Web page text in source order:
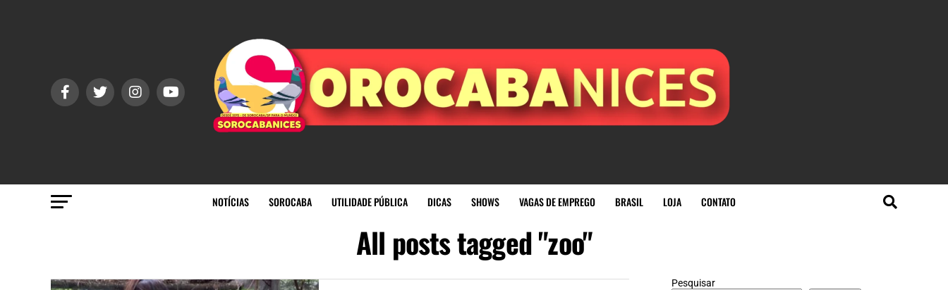
NOTÍCIAS SOROCABA UTILIDADE PÚBLICA DICAS SHOWS VAGAS DE EMPREGO BRASIL LOJA CONTATO
All posts tagged "zoo"
Pesquisar